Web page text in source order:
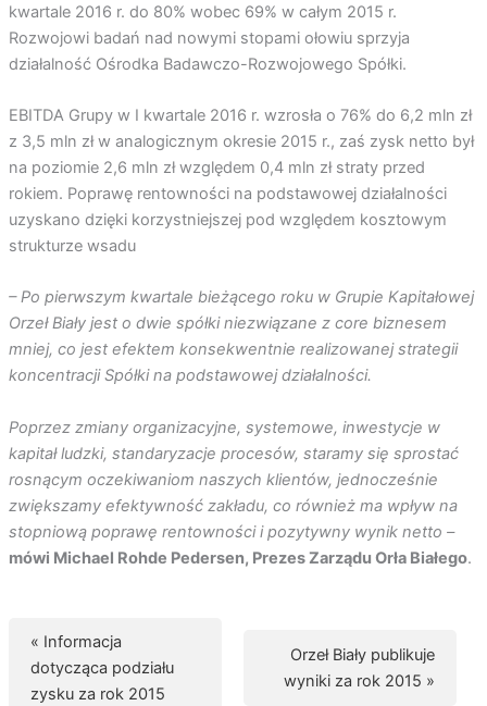
kwartale 2016 r. do 80% wobec 69% w całym 2015 r.
Rozwojowi badań nad nowymi stopami ołowiu sprzyja
działalność Ośrodka Badawczo-Rozwojowego Spółki.
EBITDA Grupy w I kwartale 2016 r. wzrosła o 76% do 6,2 mln zł
z 3,5 mln zł w analogicznym okresie 2015 r., zaś zysk netto był
na poziomie 2,6 mln zł względem 0,4 mln zł straty przed
rokiem. Poprawę rentowności na podstawowej działalności
uzyskano dzięki korzystniejszej pod względem kosztowym
strukturze wsadu
– Po pierwszym kwartale bieżącego roku w Grupie Kapitałowej
Orzeł Biały jest o dwie spółki niezwiązane z core biznesem
mniej, co jest efektem konsekwentnie realizowanej strategii
koncentracji Spółki na podstawowej działalności.
Poprzez zmiany organizacyjne, systemowe, inwestycje w
kapitał ludzki, standaryzacje procesów, staramy się sprostać
rosnącym oczekiwaniom naszych klientów, jednocześnie
zwiększamy efektywność zakładu, co również ma wpływ na
stopniową poprawę rentowności i pozytywny wynik netto –
mówi Michael Rohde Pedersen, Prezes Zarządu Orła Białego.
« Informacja
dotycząca podziału
zysku za rok 2015
Orzeł Biały publikuje
wyniki za rok 2015 »